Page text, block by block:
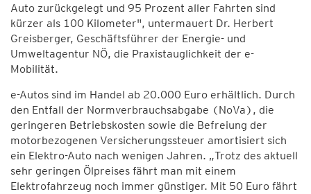
Auto zurückgelegt und 95 Prozent aller Fahrten sind
kürzer als 100 Kilometer", untermauert Dr. Herbert
Greisberger, Geschäftsführer der Energie- und
Umweltagentur NÖ, die Praxistauglichkeit der e-
Mobilität.
e-Autos sind im Handel ab 20.000 Euro erhältlich. Durch
den Entfall der Normverbrauchsabgabe (NoVa), die
geringeren Betriebskosten sowie die Befreiung der
motorbezogenen Versicherungssteuer amortisiert sich
ein Elektro-Auto nach wenigen Jahren. „Trotz des aktuell
sehr geringen Ölpreises fährt man mit einem
Elektrofahrzeug noch immer günstiger. Mit 50 Euro fährt